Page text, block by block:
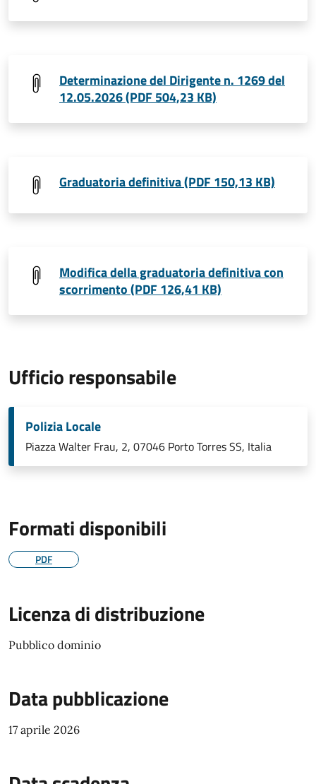
Determinazione del Dirigente n. 1269 del
12.05.2026 (PDF 504,23 KB)
Graduatoria definitiva (PDF 150,13 KB)
Modifica della graduatoria definitiva con
scorrimento (PDF 126,41 KB)
Ufficio responsabile
Polizia Locale
Piazza Walter Frau, 2, 07046 Porto Torres SS, Italia
Formati disponibili
PDF
Licenza di distribuzione
Pubblico dominio
Data pubblicazione
17 aprile 2026